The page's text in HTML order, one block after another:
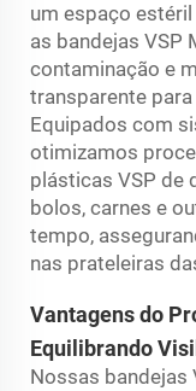
um espaço
as bandejas VSP
contaminação e
transparente
Equipados com
otimizamos
plásticas VSP de
bolos, carnes e
tempo,
nas prateleiras
Vantagens do
Equilibrando
Nossas bandejas